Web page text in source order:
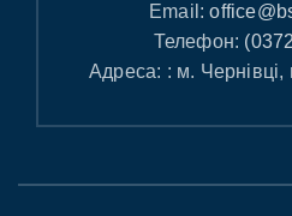
Email:
Телефон:
Адреса: : м. Чернівці,